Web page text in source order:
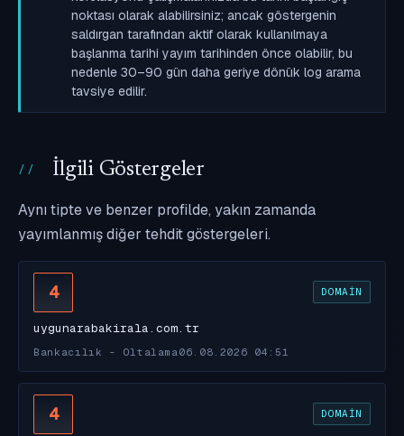
noktası olarak alabilirsiniz; ancak göstergenin
saldırgan tarafından aktif olarak kullanılmaya
başlanma tarihi yayım tarihinden önce olabilir, bu
nedenle 30–90 gün daha geriye dönük log arama
tavsiye edilir.
İlgili Göstergeler
Aynı tipte ve benzer profilde, yakın zamanda
yayımlanmış diğer tehdit göstergeleri.
4 DOMAIN
uygunarabakirala.com.tr
Bankacılık - Oltalama 06.08.2026 04:51
4 DOMAIN